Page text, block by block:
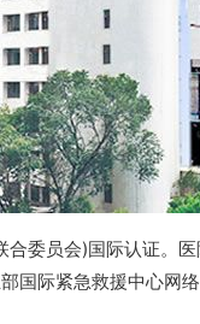
委员会)国际认证。
国际紧急救援中心